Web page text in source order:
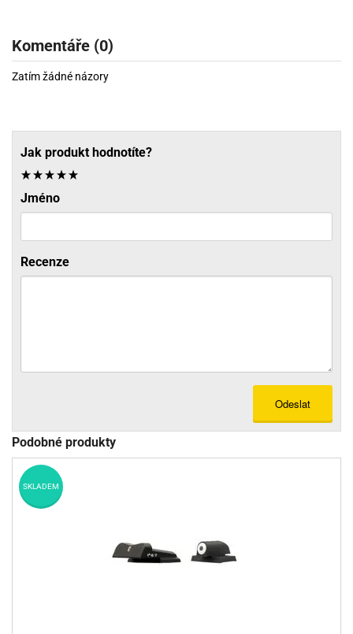
Komentáře (0)
Zatím žádné názory
Jak produkt hodnotíte?
Jméno
Recenze
Odeslat
Podobné produkty
SKLADEM